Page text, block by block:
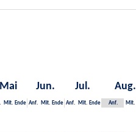
Mai Jun. Jul. Aug.
Mit. Ende Anf. Mit. Ende Anf. Mit. Ende Anf. Mit.